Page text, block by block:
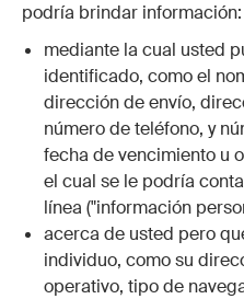
podría brindar información:
mediante la cual usted
identificado, como el
dirección de envío,
número de teléfono, y
fecha de vencimiento u
el cual se le podría
línea ("información
acerca de usted pero
individuo, como su
operativo, tipo de